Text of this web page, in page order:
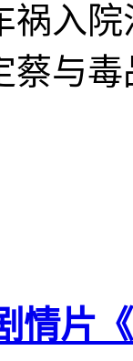
祸入
蔡与
情片